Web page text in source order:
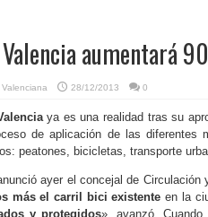
aumentará
28/12/2013 0
ya es una realidad tras su
de aplicación de las diferentes
peatones, bicicletas, transporte
ayer el concejal de Circulación
más el carril bici existente en la
y protegidos», avanzó.